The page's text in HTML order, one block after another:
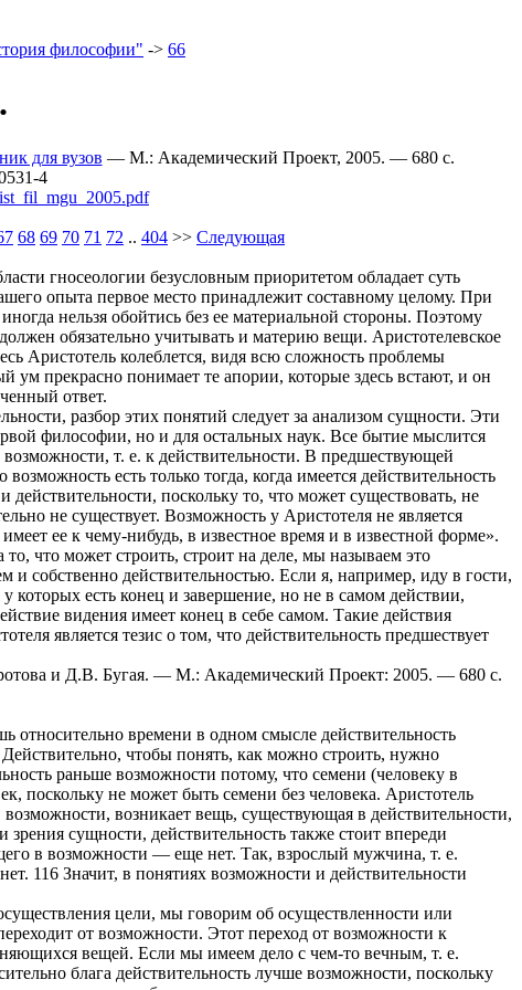
философии" -> 66
для вузов — М.: Академический Проект, 2005. — 680 c.
4
ist_fil_mgu_2005.pdf
68 69 70 71 72 .. 404 >> Следующая
гносеологии безусловным приоритетом обладает суть
опыта первое место принадлежит составному целому. При
нельзя обойтись без ее материальной стороны. Поэтому
обязательно учитывать и материю вещи. Аристотелевское
Аристотель колеблется, видя всю сложность проблемы
прекрасно понимает те апории, которые здесь встают, и он
ответ.
разбор этих понятий следует за анализом сущности. Эти
философии, но и для остальных наук. Все бытие мыслится
т. е. к действительности. В предшествующей
есть только тогда, когда имеется действительность
поскольку то, что может существовать, не
не существует. Возможность у Аристотеля не является
ее к чему-нибудь, в известное время и в известной форме».
что может строить, строит на деле, мы называем это
собственно действительностью. Если я, например, иду в гости,
которых есть конец и завершение, но не в самом действии,
видения имеет конец в себе самом. Такие действия
является тезис о том, что действительность предшествует
и Д.В. Бугая. — М.: Академический Проект: 2005. — 680 с.
относительно времени в одном смысле действительность
чтобы понять, как можно строить, нужно
раньше возможности потому, что семени (человеку в
поскольку не может быть семени без человека. Аристотель
возникает вещь, существующая в действительности,
сущности, действительность также стоит впереди
в возможности — еще нет. Так, взрослый мужчина, т. е.
116 Значит, в понятиях возможности и действительности
цели, мы говорим об осуществленности или
от возможности. Этот переход от возможности к
вещей. Если мы имеем дело с чем-то вечным, т. е.
блага действительность лучше возможности, поскольку